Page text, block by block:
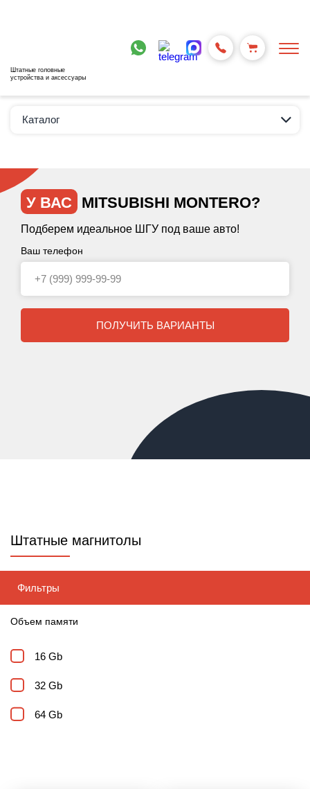
Штатные головные
устройства и аксессуары
Каталог
У ВАС MITSUBISHI MONTERO?
Подберем идеальное ШГУ под ваше авто!
Ваш телефон
ПОЛУЧИТЬ ВАРИАНТЫ
Штатные магнитолы
Фильтры
Объем памяти
16 Gb
32 Gb
64 Gb